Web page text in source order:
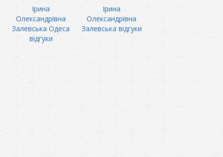
Ірина
Олександрівна
Залевська Одеса
відгуки
Ірина
Олександрівна
Залевська відгуки